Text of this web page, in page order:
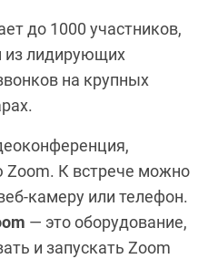
до 1000 участников,
из лидирующих
на крупных
К встрече можно
камеру или телефон.
— это оборудование,
и запускать Zoom